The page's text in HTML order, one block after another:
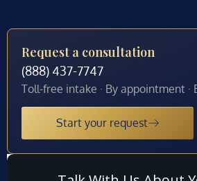
Request a consultation
(888) 437-7747
Toll-free intake · By appointment ·
Start your request